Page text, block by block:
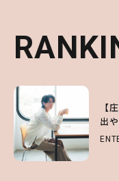
【
出
【
ッ
【
ッ